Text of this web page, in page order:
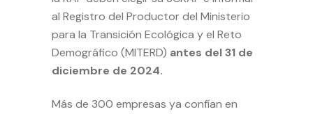
al Registro del Productor del Ministerio
para la Transición Ecológica y el Reto
Demográfico (MITERD) antes del 31 de
diciembre de 2024.
Más de 300 empresas ya confían en